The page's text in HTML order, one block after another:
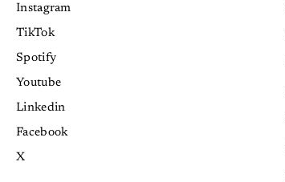
Instagram
TikTok
Spotify
Youtube
Linkedin
Facebook
X